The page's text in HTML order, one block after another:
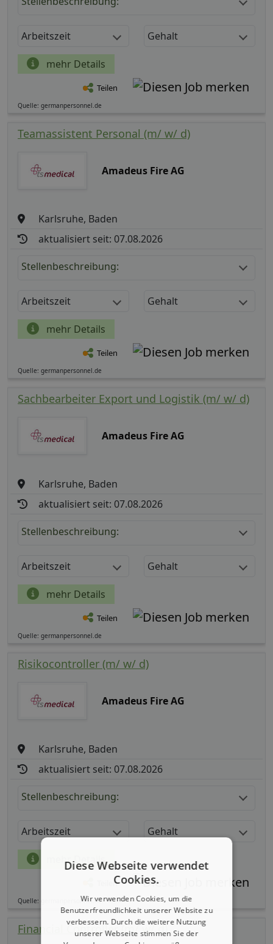
Arbeitszeit Gehalt
mehr Details
Teilen
Quelle: germanpersonnel.de
Teamassistent Personal (m/ w/ d)
Amadeus Fire AG
Karlsruhe, Baden
aktualisiert seit: 07.08.2026
Stellenbeschreibung:
Arbeitszeit Gehalt
mehr Details
Teilen
Quelle: germanpersonnel.de
Sachbearbeiter Export und Logistik (m/ w/ d)
Amadeus Fire AG
Karlsruhe, Baden
aktualisiert seit: 07.08.2026
Stellenbeschreibung:
Arbeitszeit Gehalt
mehr Details
Teilen
Quelle: germanpersonnel.de
Risikocontroller (m/ w/ d)
Amadeus Fire AG
Karlsruhe, Baden
aktualisiert seit: 07.08.2026
Stellenbeschreibung:
Arbeitszeit Gehalt
mehr Details
Teilen
Quelle: germanpersonnel.de
Financial Controller (m/ w/ d)
Diese Webseite verwendet
Cookies.
Wir verwenden Cookies, um die
Benutzerfreundlichkeit unserer Website zu
verbessern. Durch die weitere Nutzung
unserer Webseite stimmen Sie der